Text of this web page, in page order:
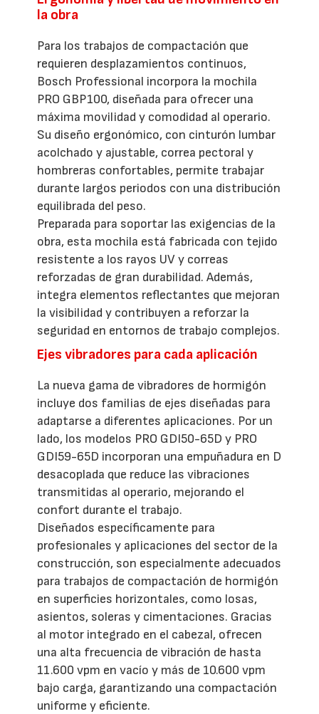
la obra
Para los trabajos de compactación que
requieren desplazamientos continuos,
Bosch Professional incorpora la mochila
PRO GBP100, diseñada para ofrecer una
máxima movilidad y comodidad al operario.
Su diseño ergonómico, con cinturón lumbar
acolchado y ajustable, correa pectoral y
hombreras confortables, permite trabajar
durante largos periodos con una distribución
equilibrada del peso.
Preparada para soportar las exigencias de la
obra, esta mochila está fabricada con tejido
resistente a los rayos UV y correas
reforzadas de gran durabilidad. Además,
integra elementos reflectantes que mejoran
la visibilidad y contribuyen a reforzar la
seguridad en entornos de trabajo complejos.
Ejes vibradores para cada aplicación
La nueva gama de vibradores de hormigón
incluye dos familias de ejes diseñadas para
adaptarse a diferentes aplicaciones. Por un
lado, los modelos PRO GDI50-65D y PRO
GDI59-65D incorporan una empuñadura en D
desacoplada que reduce las vibraciones
transmitidas al operario, mejorando el
confort durante el trabajo.
Diseñados específicamente para
profesionales y aplicaciones del sector de la
construcción, son especialmente adecuados
para trabajos de compactación de hormigón
en superficies horizontales, como losas,
asientos, soleras y cimentaciones. Gracias
al motor integrado en el cabezal, ofrecen
una alta frecuencia de vibración de hasta
11.600 vpm en vacío y más de 10.600 vpm
bajo carga, garantizando una compactación
uniforme y eficiente.